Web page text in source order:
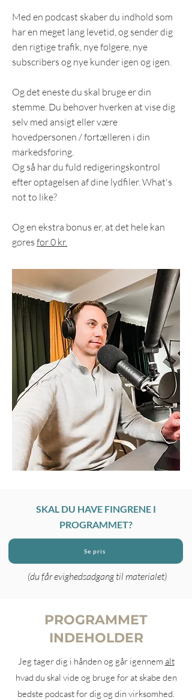
Med en podcast skaber du indhold som
har en meget lang levetid, og sender dig
den rigtige trafik, nye følgere, nye
subscribers og nye kunder igen og igen.
Og det eneste du skal bruge er din
stemme. Du behøver hverken at vise dig
selv med ansigt eller være
hovedpersonen / fortælleren i din
markedsføring.
Og så har du fuld redigeringskontrol
efter optagelsen af dine lydfiler. What's
not to like?
Og en ekstra bonus er, at det hele kan
gøres for 0 kr.
SKAL DU HAVE FINGRENE I
PROGRAMMET?
Se pris
(du får evighedsadgang til materialet)
PROGRAMMET
INDEHOLDER
Jeg tager dig i hånden og går igennem alt
hvad du skal vide og bruge for at skabe den
bedste podcast for dig og din virksomhed.